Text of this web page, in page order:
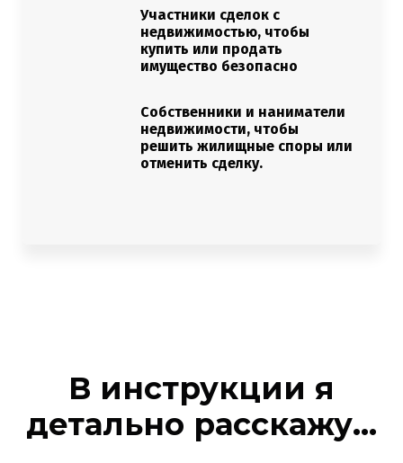
Участники сделок с
недвижимостью, чтобы
купить или продать
имущество безопасно
Собственники и наниматели
недвижимости, чтобы
решить жилищные споры или
отменить сделку.
В инструкции я
детально расскажу...